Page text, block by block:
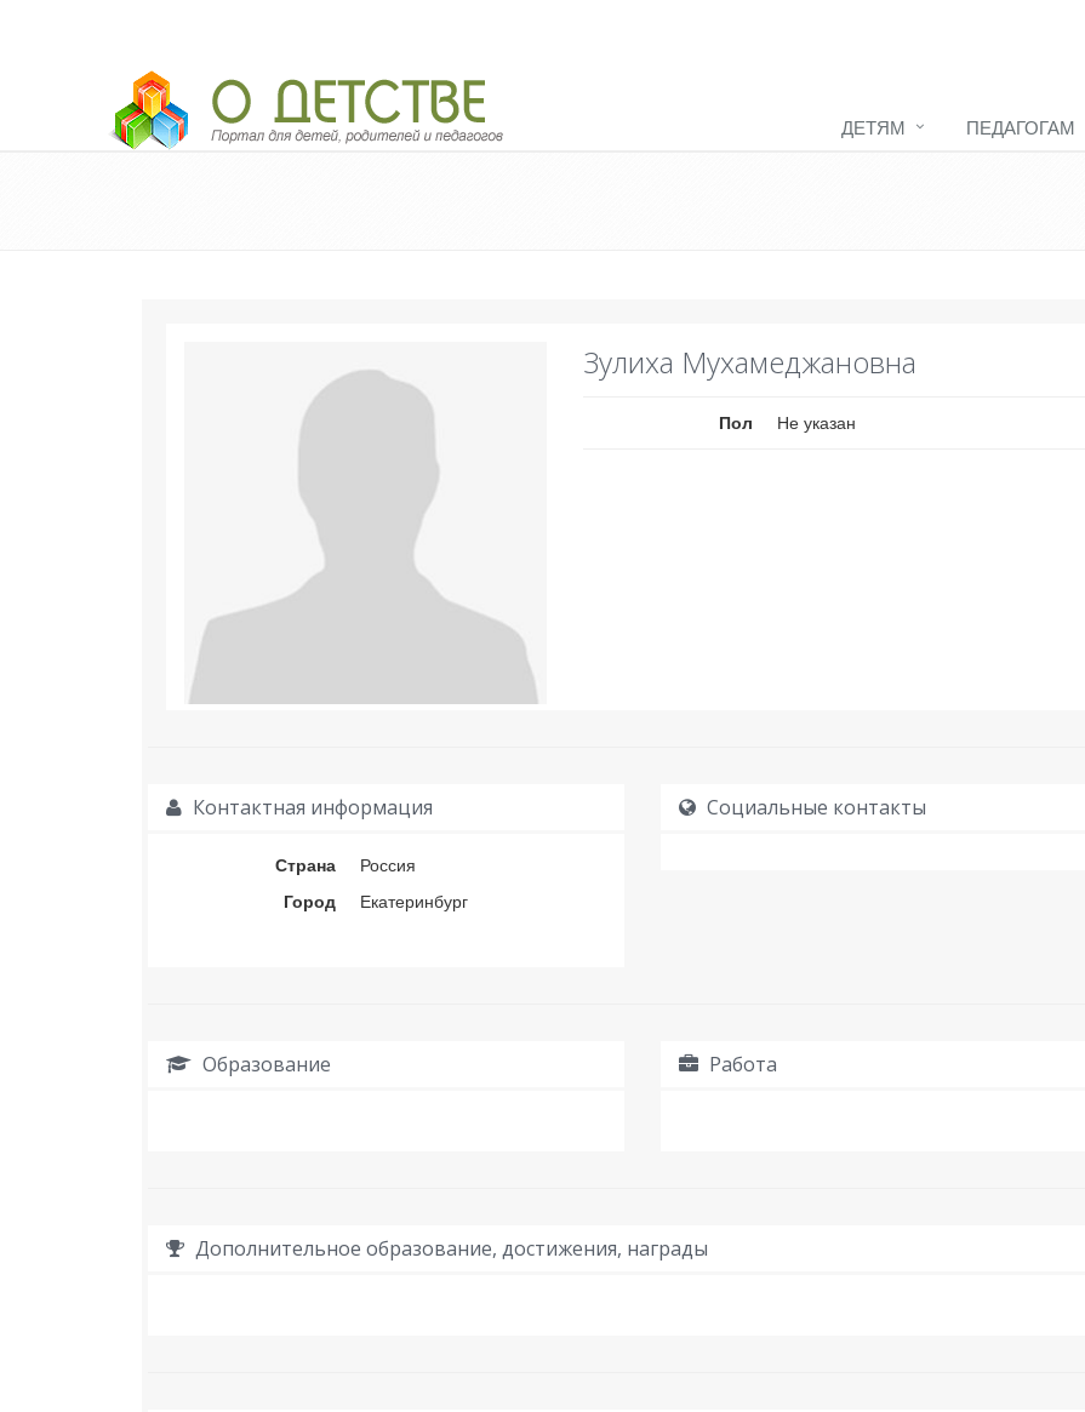
Педагогический портал «О детстве»
ДЕТЯМ
ПЕДАГОГАМ
Зулиха Мухамеджановна
Пол Не указан
Контактная информация
Страна
Россия
Город
Екатеринбург
Социальные контакты
Образование Работа
Дополнительное образование, достижения, награды